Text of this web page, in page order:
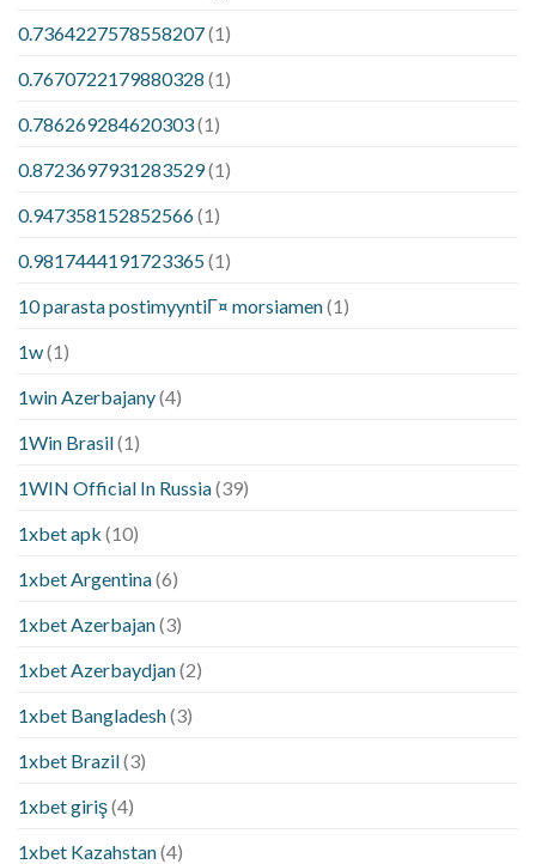
0.7364227578558207(1)
0.7670722179880328 (1)
0.786269284620303(1)
0.8723697931283529(1)
0.947358152852566(1)
0.9817444191723365(1)
10 parasta postimyyntiГ¤ morsiamen(1)
1w(1)
1win Azerbajany(4)
1Win Brasil(1)
1WIN Official In Russia(39)
1xbet apk (10)
1xbet Argentina(6)
1xbet Azerbajan(3)
1xbet Azerbaydjan(2)
1xbet Bangladesh(3)
1xbet Brazil(3)
1xbet giriş(4)
1xbet Kazahstan(4)